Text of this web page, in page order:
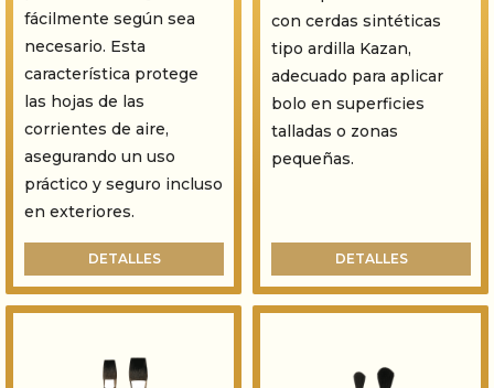
fácilmente según sea
necesario. Esta
característica protege
las hojas de las
corrientes de aire,
asegurando un uso
práctico y seguro incluso
en exteriores.
DETALLES
con cerdas sintéticas
tipo ardilla Kazan,
adecuado para aplicar
bolo en superficies
talladas o zonas
pequeñas.
DETALLES